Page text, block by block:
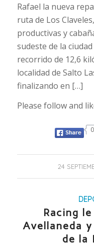
Rafael la nueva
ruta de Los
productivas y
sudeste de la
recorrido de 12,6
localidad de Salto
finalizando en […]
Please follow and
0
24
Racing
Avellaneda
de la